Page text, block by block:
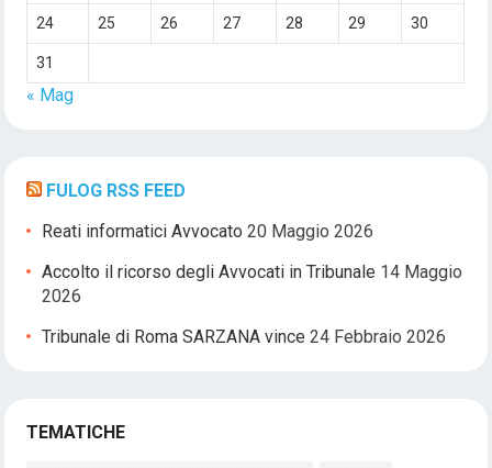
24 25 26 27 28 29 30
31
« Mag
FULOG RSS FEED
Reati informatici Avvocato 20 Maggio 2026
Accolto il ricorso degli Avvocati in Tribunale 14 Maggio
2026
Tribunale di Roma SARZANA vince 24 Febbraio 2026
TEMATICHE